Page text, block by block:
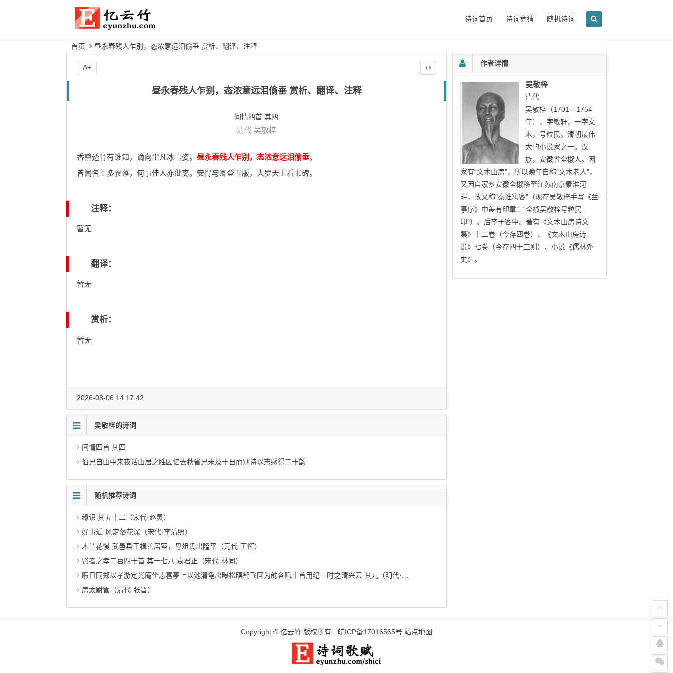
诗词首页 诗词竞猜 随机诗词
首页 昼永春残人乍别，态浓意远泪偷垂 赏析、翻译、注释
昼永春残人乍别，态浓意远泪偷垂 赏析、翻译、注释
间情四首 其四
清代 吴敬梓
香熏透骨有谁知，谪向尘凡冰雪姿。 昼永春残人乍别，态浓意远泪偷垂。
曾闻名士多寥落，何事佳人亦仳离。安得与卿登玉版，大罗天上看书碑。
注释：
暂无
翻译：
暂无
赏析：
暂无
A+
2026-08-06 14:17:42
吴敬梓的诗词
间情四首 其四
伯兄自山中来夜话山居之胜因忆去秋省兄未及十日而别诗以志感得二十韵
随机推荐诗词
缘识 其五十二（宋代·赵炅）
好事近·风定落花深（宋代·李清照）
木兰花慢 武邑县王楫善居室，母俎氏出隆平（元代·王恽）
贤者之孝二百四十首 其一七八 袁君正（宋代·林同）
暇日同郑以孝游定光庵坐志喜亭上以池清龟出曝松暝鹤飞回为韵各赋十首用纪一时之清兴云 其九（明代·唐文凤）
房太尉管（清代·张晋）
作者详情
吴敬梓
清代
吴敬梓（1701—1754
年），字敏轩，一字文
木，号粒民，清朝最伟
大的小说家之一。汉
族，安徽省全椒人。因
家有“文木山房”，所以晚年自称“文木老人”，
又因自家乡安徽全椒移至江苏南京秦淮河
畔，故又称“秦淮寓客”（现存吴敬梓手写《兰
亭序》中盖有印章：“全椒吴敬梓号粒民
印”）。后卒于客中。著有《文木山房诗文
集》十二卷（今存四卷）、《文木山房诗
说》七卷（今存四十三则）、小说《儒林外
史》。
Copyright © 忆云竹 版权所有. 皖ICP备17016565号 站点地图